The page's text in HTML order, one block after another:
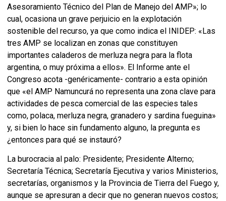
Asesoramiento Técnico del Plan de Manejo del AMP»; lo
cual, ocasiona un grave perjuicio en la explotación
sostenible del recurso, ya que como indica el INIDEP: «Las
tres AMP se localizan en zonas que constituyen
importantes caladeros de merluza negra para la flota
argentina, o muy próxima a ellos». El Informe ante el
Congreso acota -genéricamente- contrario a esta opinión
que «el AMP Namuncurá no representa una zona clave para
actividades de pesca comercial de las especies tales
como, polaca, merluza negra, granadero y sardina fueguina»
y, si bien lo hace sin fundamento alguno, la pregunta es
¿entonces para qué se instauró?
La burocracia al palo: Presidente; Presidente Alterno;
Secretaría Técnica; Secretaría Ejecutiva y varios Ministerios,
secretarías, organismos y la Provincia de Tierra del Fuego y,
aunque se apresuran a decir que no generan nuevos costos;